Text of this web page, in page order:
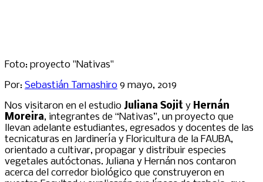
Foto: proyecto "Nativas"
Por: Sebastián Tamashiro 9 mayo, 2019
Nos visitaron en el estudio Juliana Sojit y Hernán
Moreira, integrantes de “Nativas”, un proyecto que
llevan adelante estudiantes, egresados y docentes de las
tecnicaturas en Jardinería y Floricultura de la FAUBA,
orientado a cultivar, propagar y distribuir especies
vegetales autóctonas. Juliana y Hernán nos contaron
acerca del corredor biológico que construyeron en